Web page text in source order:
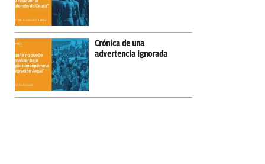
Crónica de una
advertencia ignorada